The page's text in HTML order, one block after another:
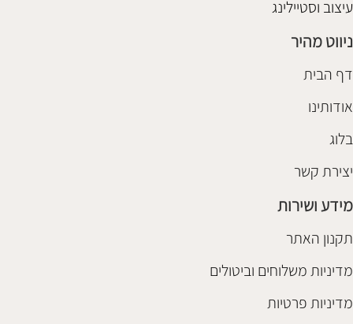
עיצוב וסטיילינג
ניווט מהיר
דף הבית
אודותינו
בלוג
יצירת קשר
מידע ושירות
תקנון האתר
מדיניות משלוחים וביטולים
מדיניות פרטיות